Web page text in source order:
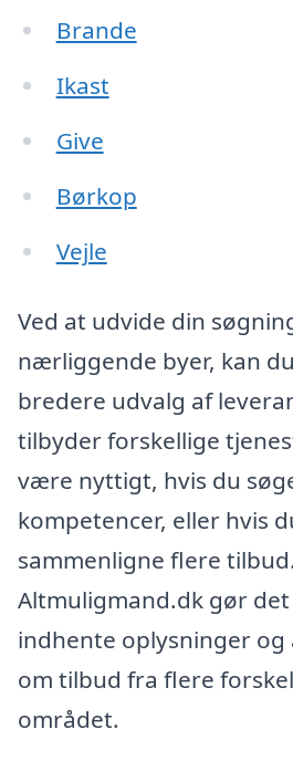
Brande
Ikast
Give
Børkop
Vejle
Ved at udvide din
nærliggende byer, kan
bredere udvalg af
tilbyder forskellige
være nyttigt, hvis du
kompetencer, eller hvis
sammenligne flere tilbud.
Altmuligmand.dk gør
indhente oplysninger
om tilbud fra flere
området.